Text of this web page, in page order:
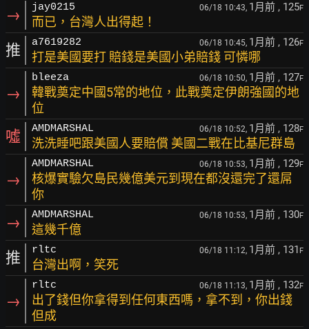
→ jay0215 06/18 10:43, 1月前 , 125F
而已，台灣人出得起！
推 a7619282 06/18 10:45, 1月前 , 126F
打是美國要打 賠錢是美國小弟賠錢 可憐哪
→
bleeza 06/18 10:50, 1月前 , 127F
韓戰奠定中國5常的地位，此戰奠定伊朗強國的地
位
噓 AMDMARSHAL 06/18 10:52, 1月前 , 128F
洗洗睡吧跟美國人要賠償 美國二戰在比基尼群島
→
AMDMARSHAL 06/18 10:53, 1月前 , 129F
核爆實驗欠島民幾億美元到現在都沒還完了還屌
你
→ AMDMARSHAL 06/18 10:53, 1月前 , 130F
這幾千億
推 rltc 06/18 11:12, 1月前 , 131 F
台灣出啊，笑死
→
rltc 06/18 11:13, 1月前 , 132F
出了錢但你拿得到任何東西嗎，拿不到，你出錢
但成